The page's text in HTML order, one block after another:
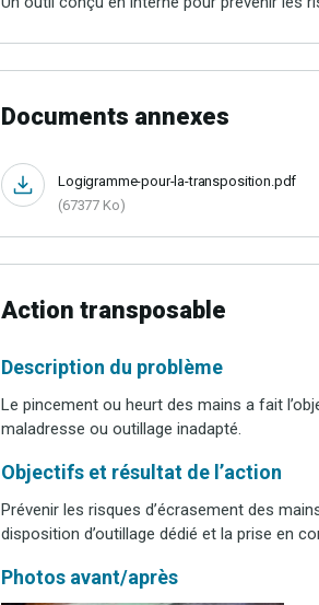
Documents annexes
Logigramme-pour-la-transposition.pdf
(67377 Ko)
Action transposable
Description du problème
Le pincement ou heurt des mains a fait
maladresse ou outillage inadapté.
Objectifs et résultat de l’action
Prévenir les risques d’écrasement des
disposition d’outillage dédié et la prise en
Photos avant/après